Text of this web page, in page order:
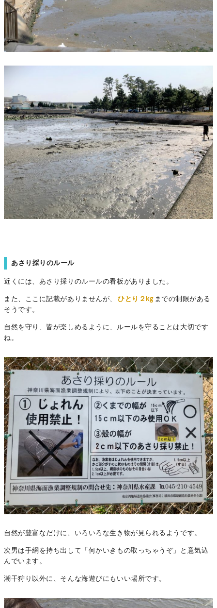
あさり採りのルール
近くには、あさり採りのルールの看板がありました。
また、ここに記載がありませんが、 ひとり２kg までの制限がある
そうです。
自然を守り、皆が楽しめるように、ルールを守ることは大切です
ね。
自然が豊富なだけに、いろいろな生き物が見られるようです。
次男は手網を持ち出して「何かいきもの取っちゃうぞ」と意気込
んでいます。
潮干狩り以外に、そんな海遊びにもいい場所です。